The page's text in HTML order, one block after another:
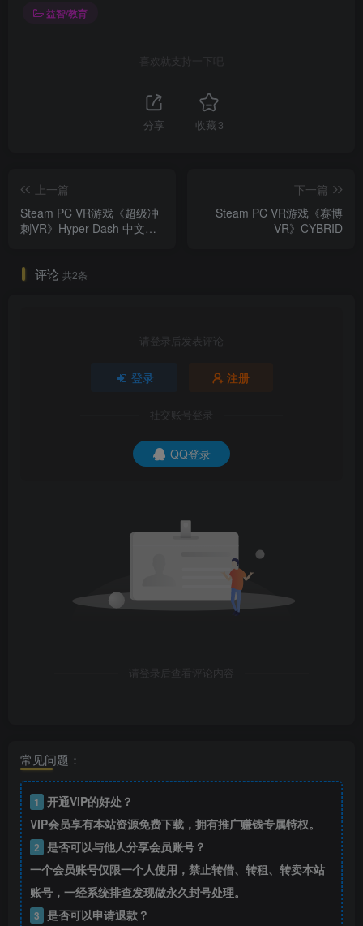
益智/教育
喜欢就支持一下吧
分享 收藏 3
上一篇
Steam PC VR游戏《超级冲
刺VR》Hyper Dash 中文版
下一篇
Steam PC VR游戏《赛博
VR》CYBRID
评论 共2条
请登录后发表评论
登录 注册
社交账号登录
QQ登录
请登录后查看评论内容
常见问题：
1
开通VIP的好处？
VIP会员享有本站资源免费下载，拥有推广赚钱专属特权。
2
是否可以与他人分享会员账号？
一个会员账号仅限一个人使用，禁止转借、转租、转卖本站
账号，一经系统排查发现做永久封号处理。
3
是否可以申请退款？